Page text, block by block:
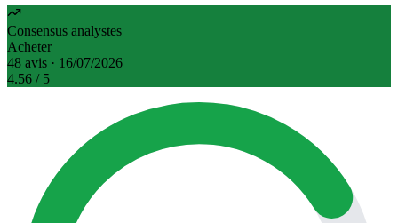
Consensus analystes
Acheter
48 avis · 16/07/2026
4.56 / 5